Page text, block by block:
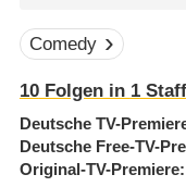
Comedy
10Folgen in 1
Deutsche TV-
Deutsche Free-TV-
Original-TV-Premiere